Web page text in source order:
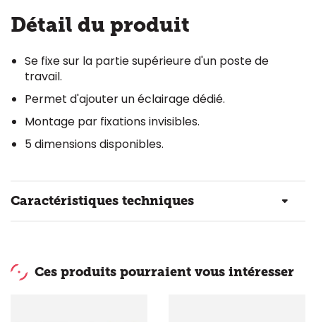
Détail du produit
Se fixe sur la partie supérieure d'un poste de
travail.
Permet d'ajouter un éclairage dédié.
Montage par fixations invisibles.
5 dimensions disponibles.
Caractéristiques techniques
Ces produits pourraient vous intéresser